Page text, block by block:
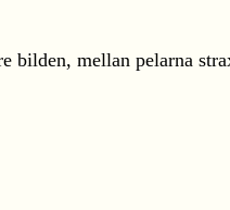
mellan pelarna